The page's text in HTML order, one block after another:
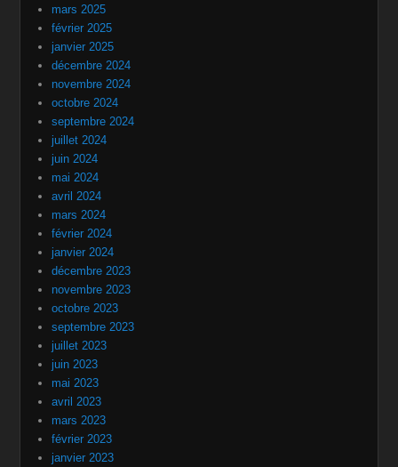
mars 2025
février 2025
janvier 2025
décembre 2024
novembre 2024
octobre 2024
septembre 2024
juillet 2024
juin 2024
mai 2024
avril 2024
mars 2024
février 2024
janvier 2024
décembre 2023
novembre 2023
octobre 2023
septembre 2023
juillet 2023
juin 2023
mai 2023
avril 2023
mars 2023
février 2023
janvier 2023